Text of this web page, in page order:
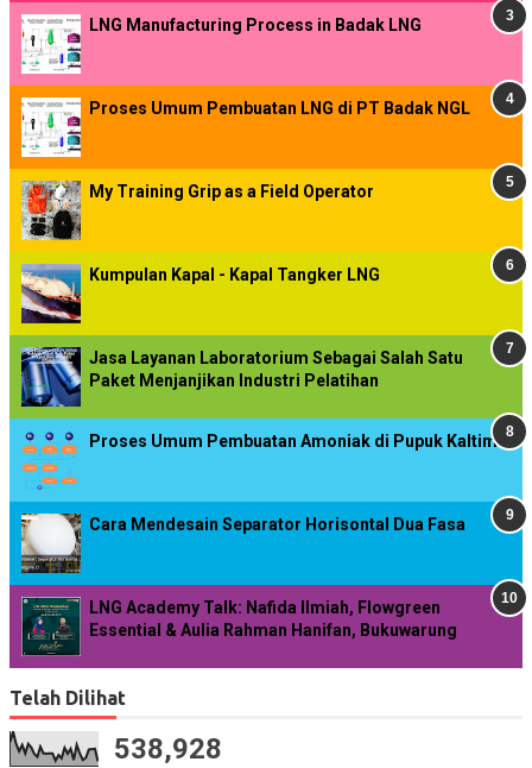
LNG Manufacturing Process in Badak LNG
Proses Umum Pembuatan LNG di PT Badak NGL
My Training Grip as a Field Operator
Kumpulan Kapal - Kapal Tangker LNG
Jasa Layanan Laboratorium Sebagai Salah Satu
Paket Menjanjikan Industri Pelatihan
Proses Umum Pembuatan Amoniak di Pupuk Kaltim
Cara Mendesain Separator Horisontal Dua Fasa
LNG Academy Talk: Nafida Ilmiah, Flowgreen
Essential & Aulia Rahman Hanifan, Bukuwarung
Telah Dilihat
538,928